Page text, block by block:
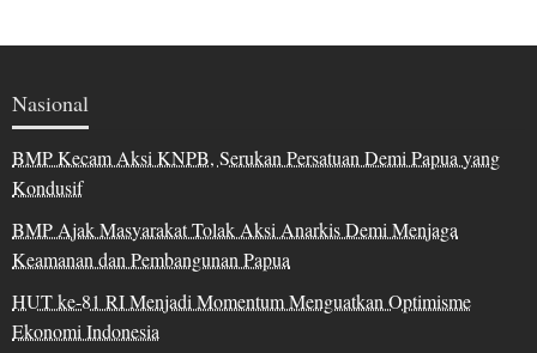
Nasional
BMP Kecam Aksi KNPB, Serukan Persatuan Demi Papua yang
Kondusif
BMP Ajak Masyarakat Tolak Aksi Anarkis Demi Menjaga
Keamanan dan Pembangunan Papua
HUT ke-81 RI Menjadi Momentum Menguatkan Optimisme
Ekonomi Indonesia